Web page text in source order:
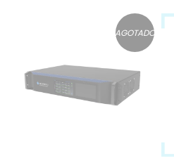
AGOTADO